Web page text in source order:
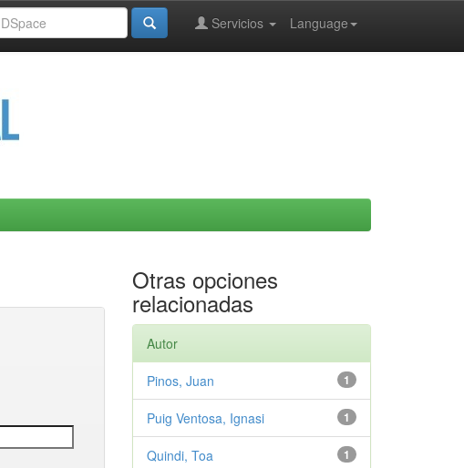
Language
Servicios
Otras opciones
relacionadas
Autor
1
Pinos, Juan
1
Puig Ventosa, Ignasi
1
Quindi, Toa